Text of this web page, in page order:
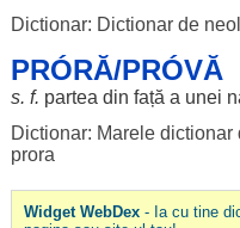
Dictionar: Dictionar de
PRÓRĂ/PRÓVĂ
s. f. partea din față a unei
Dictionar: Marele dictionar
prora
Widget WebDex- Ia cu tine